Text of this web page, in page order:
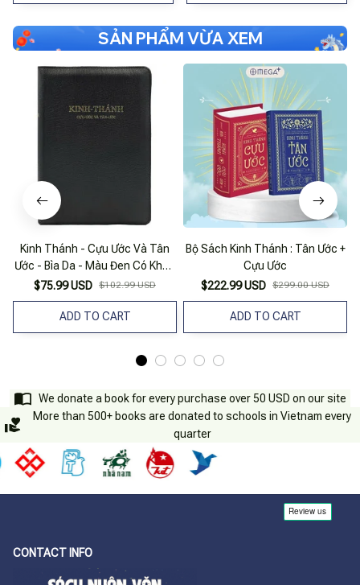
SẢN PHẨM VỪA XEM
Kinh Thánh - Cựu Ước Và Tân
Ước - Bìa Da - Màu Đen Có Khóa
Kéo
$75.99 USD $102.99 USD
ADD TO CART
Bộ Sách Kinh Thánh : Tân Ước +
Cựu Ước
$222.99 USD $299.00 USD
ADD TO CART
We donate a book for every purchase over 50 USD on our site
More than 500+ books are donated to schools in Vietnam every
quarter
CONTACT INFO